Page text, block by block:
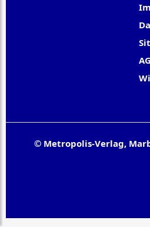
© Metropolis-Verlag,